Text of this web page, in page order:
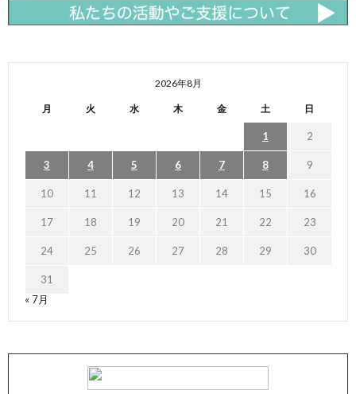
2026年8月
月 火 水 木 金 土 日
1 2
3 4 5 6 7 8 9
10 11 12 13 14 15 16
17 18 19 20 21 22 23
24 25 26 27 28 29 30
31
« 7月